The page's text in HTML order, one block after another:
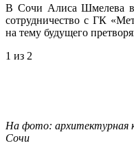
В Сочи Алиса Шмелева
сотрудничество с ГК
на тему будущего
1 из 2
На фото: архитектурная
Сочи